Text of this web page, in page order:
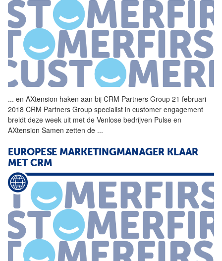
... en AXtension haken aan bij CRM Partners Group 21 februari
2018 CRM Partners Group specialist in customer engagement
breidt deze week uit met de Venlose bedrijven Pulse en
AXtension Samen zetten de ...
EUROPESE MARKETINGMANAGER KLAAR
MET CRM